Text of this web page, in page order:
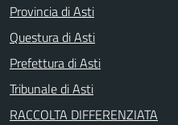
Provincia di Asti
Questura di Asti
Prefettura di Asti
Tribunale di Asti
RACCOLTA DIFFERENZIATA